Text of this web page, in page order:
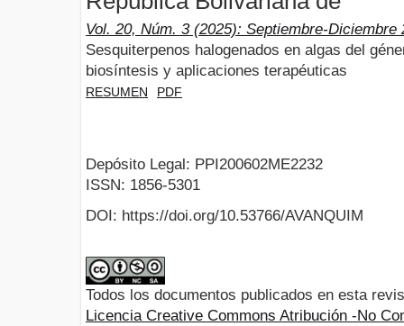
Vol. 20, Núm. 3 (2025): Septiembre-Diciembre
Sesquiterpenos halogenados en algas del
biosíntesis y aplicaciones terapéuticas
RESUMEN PDF
Depósito Legal: PPI200602ME2232
ISSN: 1856-5301
DOI: https://doi.org/10.53766/AVANQUIM
Todos los documentos publicados en esta
Licencia Creative Commons Atribución -No